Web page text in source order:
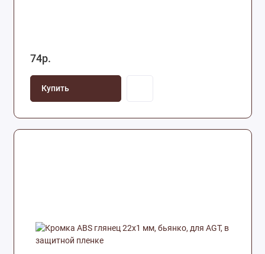
74р.
Купить